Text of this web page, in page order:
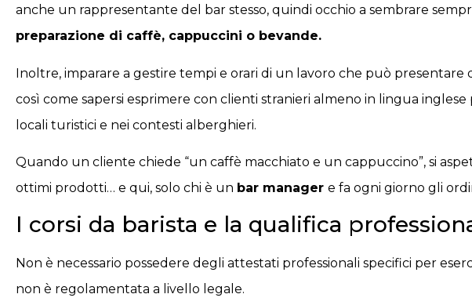
anche un rappresentante del bar stesso, quindi occhio a sembrare
preparazione di caffè, cappuccini o bevande.
Inoltre, imparare a gestire tempi e orari di un lavoro che può presentare
così come sapersi esprimere con clienti stranieri almeno in lingua
locali turistici e nei contesti alberghieri.
Quando un cliente chiede “un caffè macchiato e un cappuccino”, si
ottimi prodotti… e qui, solo chi è un bar manager e fa ogni giorno gli
I corsi da barista e la qualifica
Non è necessario possedere degli attestati professionali specifici per
non è regolamentata a livello legale.